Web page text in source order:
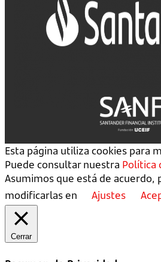
Esta página utiliza cookies para
Puede consultar nuestra Política
Asumimos que está de acuerdo,
modificarlas en
Ajustes
Cerrar